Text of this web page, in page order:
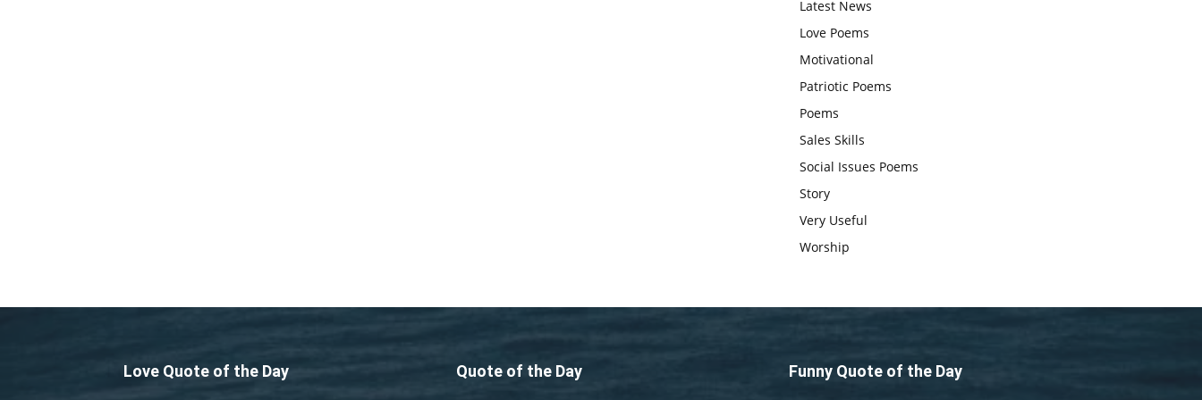
आज का जीवन मंत्र:महिलाएं पुरुषों से
चाहिए और उन्हें पूजनीय दृष्टि से देखना
चाहिए
महिलाएं, करती हैं देवी सावित्री और
जरूरत नहीं
Latest News
Love Poems
Motivational
Patriotic Poems
Poems
Sales Skills
Social Issues Poems
Story
Very Useful
Worship
Love Quote of the Day Quote of the Day Funny Quote of the Day